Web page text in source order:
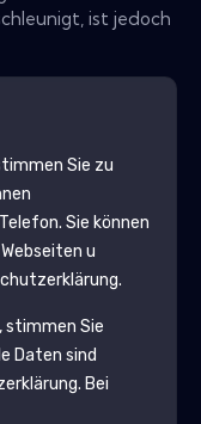
ist jedoch
Sie zu
Sie können
Webseiten u
stimmen Sie
Daten sind
. Bei